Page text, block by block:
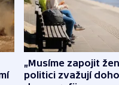
„Musíme zapojit
politici zvažují